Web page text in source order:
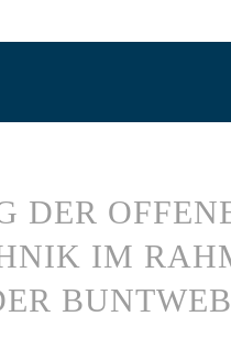
DER
IM